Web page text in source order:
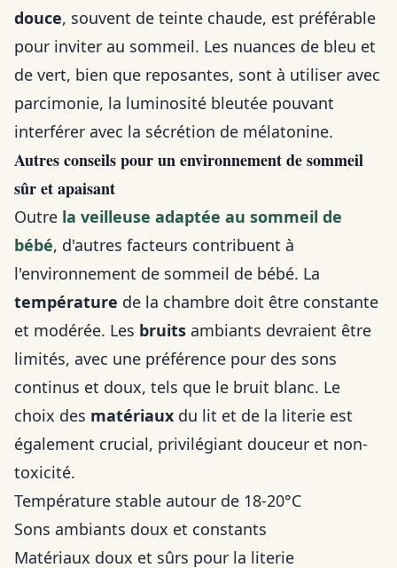
douce, souvent de teinte chaude, est préférable
pour inviter au sommeil. Les nuances de bleu et
de vert, bien que reposantes, sont à utiliser avec
parcimonie, la luminosité bleutée pouvant
interférer avec la sécrétion de mélatonine.
Autres conseils pour un environnement de sommeil
sûr et apaisant
Outre la veilleuse adaptée au sommeil de
bébé, d'autres facteurs contribuent à
l'environnement de sommeil de bébé. La
température de la chambre doit être constante
et modérée. Les bruits ambiants devraient être
limités, avec une préférence pour des sons
continus et doux, tels que le bruit blanc. Le
choix des matériaux du lit et de la literie est
également crucial, privilégiant douceur et non-
toxicité.
Température stable autour de 18-20°C
Sons ambiants doux et constants
Matériaux doux et sûrs pour la literie